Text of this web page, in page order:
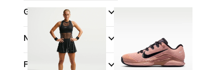
Geschlecht
Nach Preis anzeigen
Farbe